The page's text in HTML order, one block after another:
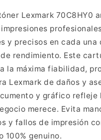
Lexmark 70C8HY0
y precisos en cada una
rendimiento. Este
la máxima fiabilidad,
Lexmark de daños y
y gráfico refleje
merece. Evita
y fallos de impresión
100% genuino.